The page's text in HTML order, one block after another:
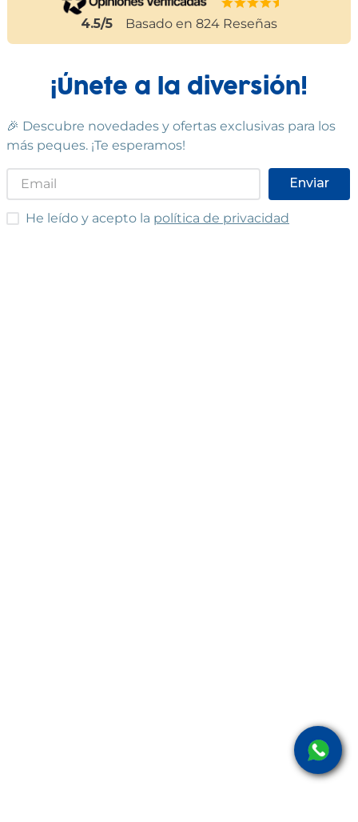
4.5/5 Basado en 824 Reseñas
¡Únete a la diversión!
🎉 Descubre novedades y ofertas exclusivas para los
más peques. ¡Te esperamos!
Enviar
He leído y acepto las condiciones
He leído y acepto la política de privacidad